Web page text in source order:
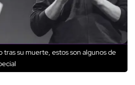
tras su muerte, estos son algunos de